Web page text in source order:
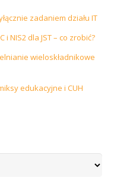
zadaniem działu IT
NIS2 dla JST – co zrobić?
wieloskładnikowe
edukacyjne i CUH